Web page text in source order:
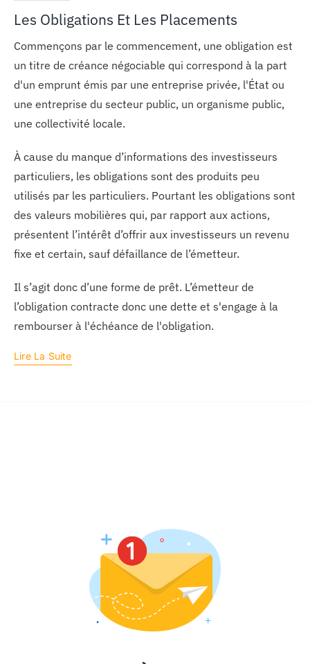
Les Obligations Et Les Placements
Commençons par le commencement, une obligation est
un titre de créance négociable qui correspond à la part
d'un emprunt émis par une entreprise privée, l'État ou
une entreprise du secteur public, un organisme public,
une collectivité locale.
À cause du manque d’informations des investisseurs
particuliers, les obligations sont des produits peu
utilisés par les particuliers. Pourtant les obligations sont
des valeurs mobilières qui, par rapport aux actions,
présentent l’intérêt d’offrir aux investisseurs un revenu
fixe et certain, sauf défaillance de l’émetteur.
Il s’agit donc d’une forme de prêt. L’émetteur de
l’obligation contracte donc une dette et s'engage à la
rembourser à l'échéance de l'obligation.
Lire La Suite